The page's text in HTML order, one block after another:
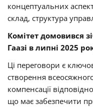
концептуальних
склад, структура
Комітет домовився
Гаазі в липні 2025
Ці переговори є
створення
компенсації
що має забезпечити